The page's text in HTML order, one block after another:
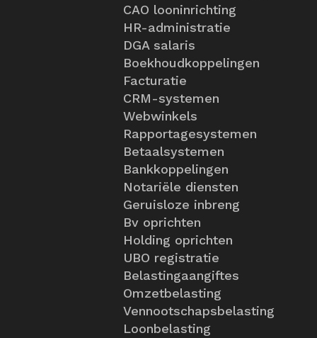
CAO looninrichting
HR-administratie
DGA salaris
Boekhoudkoppelingen
Facturatie
CRM-systemen
Webwinkels
Rapportagesystemen
Betaalsystemen
Bankkoppelingen
Notariële diensten
Geruisloze inbreng
Bv oprichten
Holding oprichten
UBO registratie
Belastingaangiftes
Omzetbelasting
Vennootschapsbelasting
Loonbelasting